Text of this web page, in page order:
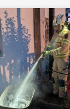
Uhr wurde die
„Brand
Vor Ort wurde ein
hatte bereits
sich dabei leicht
Kufstein brachte